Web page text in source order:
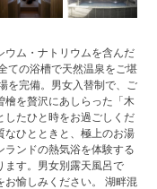
ウム・ナトリウムを含んだ
ての浴槽で天然温泉をご堪
を完備。男女入替制で、ご
を贅沢にあしらった「木
したひと時をお過ごしくだ
なひとときと、極上のお湯
ランドの熱気浴を体験する
ます。男女別露天風呂で
愉しみください。 湖畔混